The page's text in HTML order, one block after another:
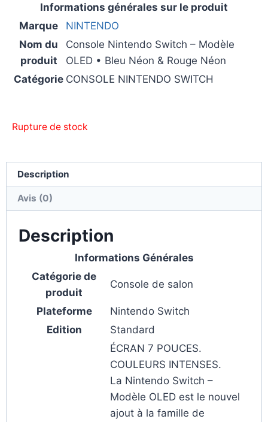
Informations générales sur le produit
Marque
NINTENDO
Nom du
produit
Console Nintendo Switch – Modèle
OLED • Bleu Néon & Rouge Néon
Catégorie CONSOLE NINTENDO SWITCH
Rupture de stock
Description
Avis (0)
Description
Informations Générales
Catégorie de
produit
Console de salon
Plateforme
Nintendo Switch
Edition
Standard
ÉCRAN 7 POUCES.
COULEURS INTENSES.
La Nintendo Switch –
Modèle OLED est le nouvel
ajout à la famille de